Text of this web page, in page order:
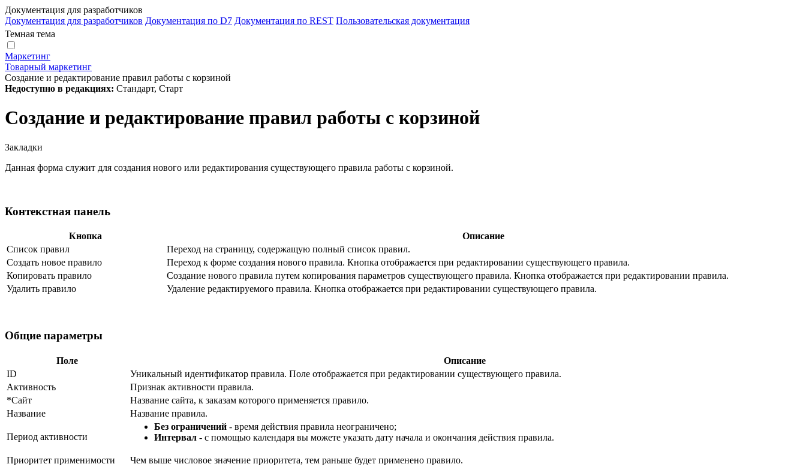
Документация для разработчиков
Документация для разработчиков Документация по D7 Документация по REST Пользовательская документация
Темная тема
Маркетинг
Товарный маркетинг
Создание и редактирование правил работы с корзиной
Недоступно в редакциях: Стандарт, Старт
Создание и редактирование правил работы с корзиной
Закладки
Данная форма служит для создания нового или редактирования существующего правила работы с корзиной.
Контекстная панель
Кнопка
Описание
Список правил
Переход на страницу, содержащую полный список правил.
Создать новое правило
Переход к форме создания нового правила. Кнопка отображается при редактировании существующего правила.
Копировать правило
Создание нового правила путем копирования параметров существующего правила. Кнопка отображается при редактировании правила.
Удалить правило
Удаление редактируемого правила. Кнопка отображается при редактировании существующего правила.
Общие параметры
Поле
Описание
ID
Уникальный идентификатор правила. Поле отображается при редактировании существующего правила.
Активность
Признак активности правила.
*Сайт
Название сайта, к заказам которого применяется правило.
Название
Название правила.
Период активности
Без ограничений - время действия правила неограничено;
Интервал - с помощью календаря вы можете указать дату начала и окончания действия правила.
Приоритет применимости
Чем выше числовое значение приоритета, тем раньше будет применено правило.